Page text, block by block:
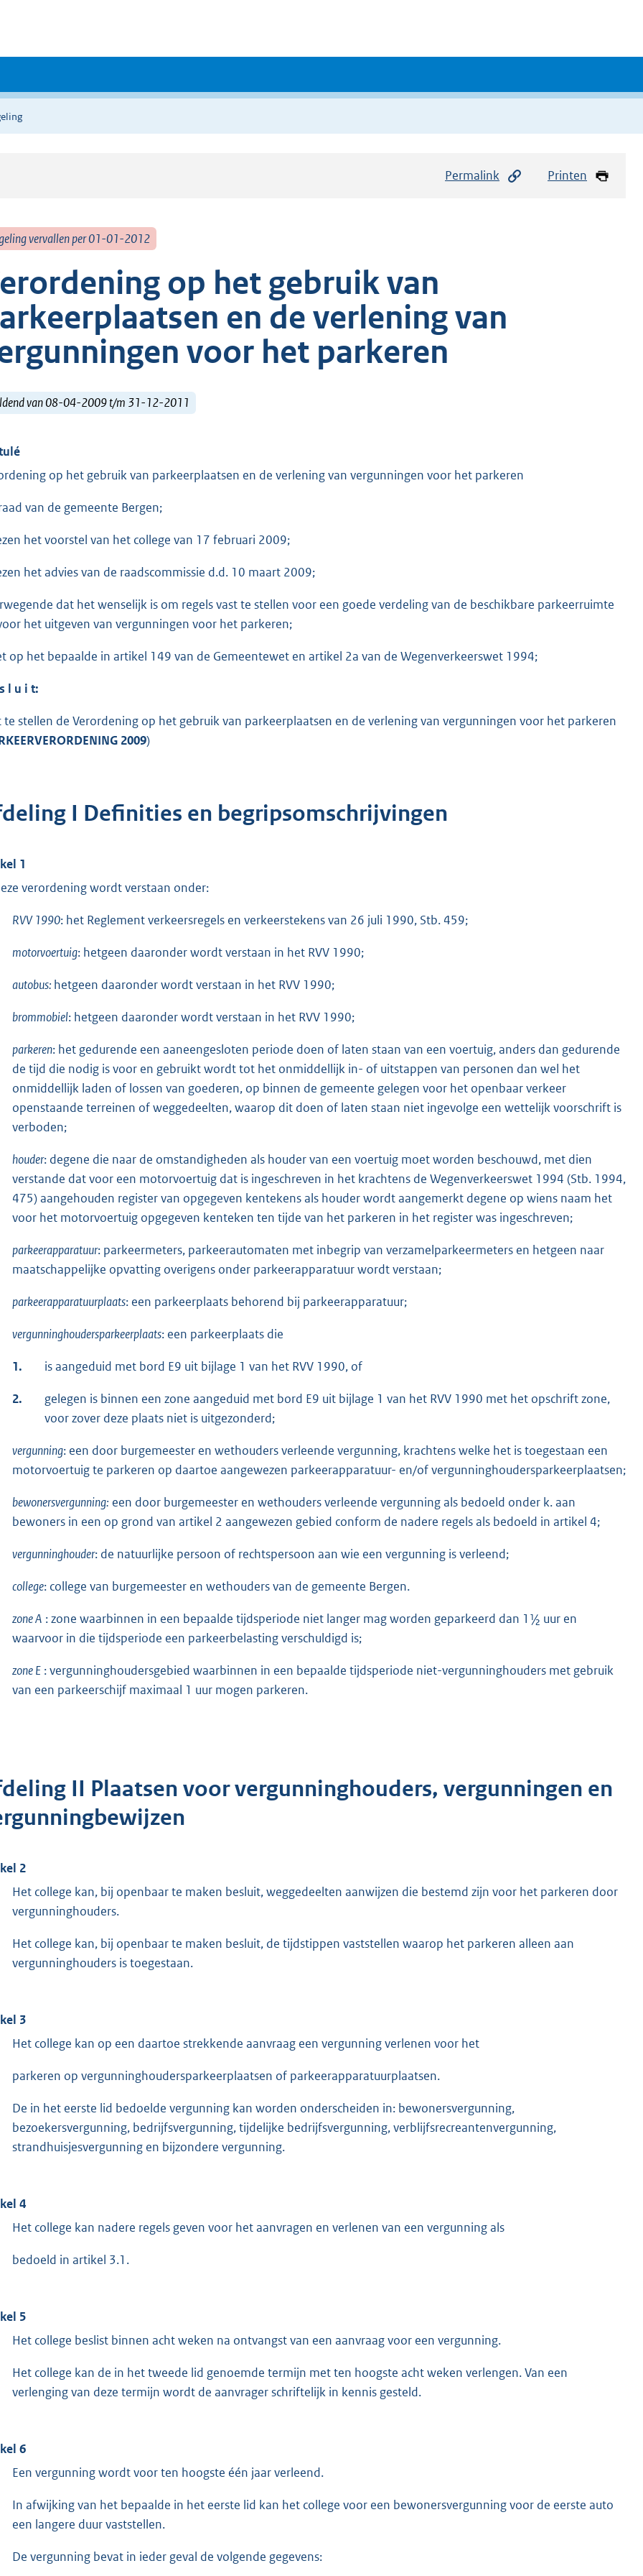
Permalink Printen
vervallen per 01-01-2012
op het gebruik van
en de verlening van
voor het parkeren
van 08-04-2009 t/m 31-12-2011
op het gebruik van parkeerplaatsen en de verlening van vergunningen voor het parkeren
van de gemeente Bergen;
het voorstel van het college van 17 februari 2009;
het advies van de raadscommissie d.d. 10 maart 2009;
dat het wenselijk is om regels vast te stellen voor een goede verdeling van de beschikbare parkeerruimte
het uitgeven van vergunningen voor het parkeren;
op het bepaalde in artikel 149 van de Gemeentewet en artikel 2a van de Wegenverkeerswet 1994;
l u i t:
te stellen de Verordening op het gebruik van parkeerplaatsen en de verlening van vergunningen voor het parkeren
2009)
I Definities en begripsomschrijvingen
1
verordening wordt verstaan onder:
RVV 1990: het Reglement verkeersregels en verkeerstekens van 26 juli 1990, Stb. 459;
motorvoertuig: hetgeen daaronder wordt verstaan in het RVV 1990;
autobus: hetgeen daaronder wordt verstaan in het RVV 1990;
brommobiel: hetgeen daaronder wordt verstaan in het RVV 1990;
parkeren: het gedurende een aaneengesloten periode doen of laten staan van een voertuig, anders dan gedurende
de tijd die nodig is voor en gebruikt wordt tot het onmiddellijk in- of uitstappen van personen dan wel het
onmiddellijk laden of lossen van goederen, op binnen de gemeente gelegen voor het openbaar verkeer
openstaande terreinen of weggedeelten, waarop dit doen of laten staan niet ingevolge een wettelijk voorschrift is
verboden;
houder: degene die naar de omstandigheden als houder van een voertuig moet worden beschouwd, met dien
verstande dat voor een motorvoertuig dat is ingeschreven in het krachtens de Wegenverkeerswet 1994 (Stb. 1994,
475) aangehouden register van opgegeven kentekens als houder wordt aangemerkt degene op wiens naam het
voor het motorvoertuig opgegeven kenteken ten tijde van het parkeren in het register was ingeschreven;
parkeerapparatuur: parkeermeters, parkeerautomaten met inbegrip van verzamelparkeermeters en hetgeen naar
maatschappelijke opvatting overigens onder parkeerapparatuur wordt verstaan;
parkeerapparatuurplaats: een parkeerplaats behorend bij parkeerapparatuur;
vergunninghoudersparkeerplaats: een parkeerplaats die
1. is aangeduid met bord E9 uit bijlage 1 van het RVV 1990, of
2.
gelegen is binnen een zone aangeduid met bord E9 uit bijlage 1 van het RVV 1990 met het opschrift zone,
voor zover deze plaats niet is uitgezonderd;
vergunning: een door burgemeester en wethouders verleende vergunning, krachtens welke het is toegestaan een
motorvoertuig te parkeren op daartoe aangewezen parkeerapparatuur- en/of vergunninghoudersparkeerplaatsen;
bewonersvergunning: een door burgemeester en wethouders verleende vergunning als bedoeld onder k. aan
bewoners in een op grond van artikel 2 aangewezen gebied conform de nadere regels als bedoeld in artikel 4;
vergunninghouder: de natuurlijke persoon of rechtspersoon aan wie een vergunning is verleend;
college: college van burgemeester en wethouders van de gemeente Bergen.
zone A : zone waarbinnen in een bepaalde tijdsperiode niet langer mag worden geparkeerd dan 1½ uur en
waarvoor in die tijdsperiode een parkeerbelasting verschuldigd is;
zone E : vergunninghoudersgebied waarbinnen in een bepaalde tijdsperiode niet-vergunninghouders met gebruik
van een parkeerschijf maximaal 1 uur mogen parkeren.
II Plaatsen voor vergunninghouders, vergunningen en
2
Het college kan, bij openbaar te maken besluit, weggedeelten aanwijzen die bestemd zijn voor het parkeren door
vergunninghouders.
Het college kan, bij openbaar te maken besluit, de tijdstippen vaststellen waarop het parkeren alleen aan
vergunninghouders is toegestaan.
3
Het college kan op een daartoe strekkende aanvraag een vergunning verlenen voor het
parkeren op vergunninghoudersparkeerplaatsen of parkeerapparatuurplaatsen.
De in het eerste lid bedoelde vergunning kan worden onderscheiden in: bewonersvergunning,
bezoekersvergunning, bedrijfsvergunning, tijdelijke bedrijfsvergunning, verblijfsrecreantenvergunning,
strandhuisjesvergunning en bijzondere vergunning.
4
Het college kan nadere regels geven voor het aanvragen en verlenen van een vergunning als
bedoeld in artikel 3.1.
5
Het college beslist binnen acht weken na ontvangst van een aanvraag voor een vergunning.
Het college kan de in het tweede lid genoemde termijn met ten hoogste acht weken verlengen. Van een
verlenging van deze termijn wordt de aanvrager schriftelijk in kennis gesteld.
6
Een vergunning wordt voor ten hoogste één jaar verleend.
In afwijking van het bepaalde in het eerste lid kan het college voor een bewonersvergunning voor de eerste auto
een langere duur vaststellen.
De vergunning bevat in ieder geval de volgende gegevens: